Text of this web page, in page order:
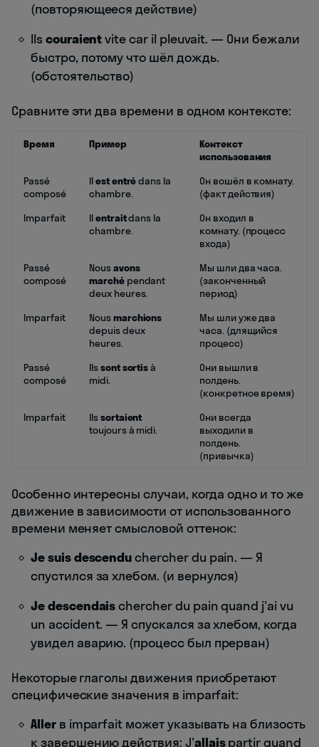
(повторяющееся действие)
Ilscouraientvite car il pleuvait. — Они бежали
быстро, потому что шёл дождь.
(обстоятельство)
Сравните эти два времени в одном контексте:
Время Пример
Контекст
использования
Passé
composé
Ilest entrédans la
chambre.
Он вошёл в комнату.
(факт действия)
Imparfait
Ilentraitdans la
chambre.
Он входил в
комнату. (процесс
входа)
Passé
composé
Nousavons
marchépendant
deux heures.
Мы шли два часа.
(законченный
период)
Imparfait
Nousmarchions
depuis deux
heures.
Мы шли уже два
часа. (длящийся
процесс)
Passé
composé
Ilssont sortisà
midi.
Они вышли в
полдень.
(конкретное время)
Imparfait
Ilssortaient
toujours à midi.
Они всегда
выходили в
полдень.
(привычка)
Особенно интересны случаи, когда одно и то же
движение в зависимости от использованного
времени меняет смысловой оттенок:
Je suis descenduchercher du pain. — Я
спустился за хлебом. (и вернулся)
Je descendaischercher du pain quand j'ai vu
un accident. — Я спускался за хлебом, когда
увидел аварию. (процесс был прерван)
Некоторые глаголы движения приобретают
специфические значения в imparfait:
Allerв imparfait может указывать на близость
к завершению действия: J'allaispartir quand